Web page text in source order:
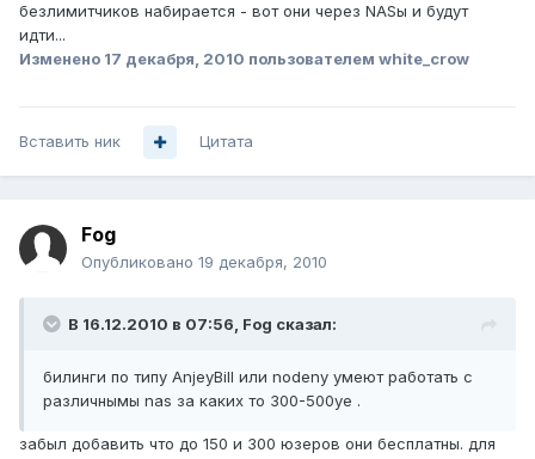
безлимитчиков набирается - вот они через NASы и будут
идти...
Изменено 17 декабря, 2010 пользователем white_crow
Вставить ник Цитата
Fog
Опубликовано 19 декабря, 2010
В 16.12.2010 в 07:56, Fog сказал:
билинги по типу AnjeyBill или nodeny умеют работать с
различнымы nas за каких то 300-500уе .
забыл добавить что до 150 и 300 юзеров они бесплатны. для